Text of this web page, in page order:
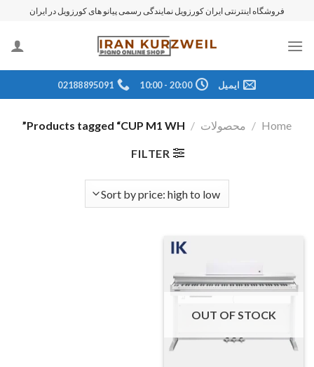
محتوا
فروشگاه اینترنتی ایران کورزویل نمایندگی رسمی پیانو های کورزویل در ایران
ایمیل 20:00 - 10:00
02188895091
Home
/ محصولات /
FILTER
OUT OF STOCK